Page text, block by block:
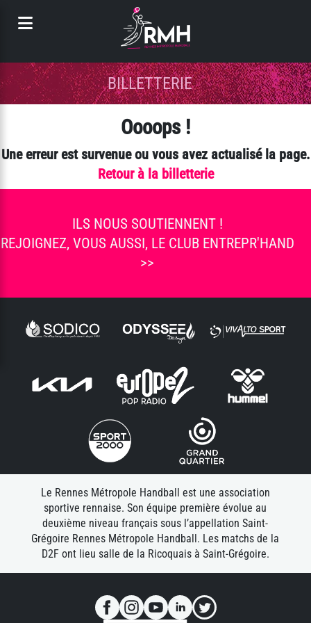
BILLETTERIE
Oooops !
Une erreur est survenue ou vous avez actualisé la page.
Retour à la billetterie
ILS NOUS SOUTIENNENT !
REJOIGNEZ, VOUS AUSSI, LE CLUB ENTREPR'HAND
>>
Le Rennes Métropole Handball est une association
sportive rennaise. Son équipe première évolue au
deuxième niveau français sous l’appellation Saint-
Grégoire Rennes Métropole Handball. Les matchs de la
D2F ont lieu salle de la Ricoquais à Saint-Grégoire.
Panneau de gestion des cookies